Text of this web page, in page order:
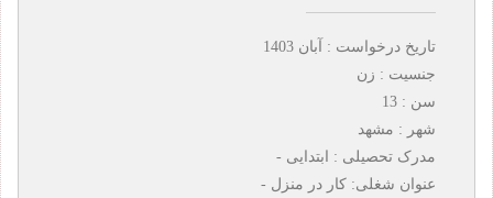
تاریخ درخواست : آبان 1403
جنسیت : زن
سن : 13
شهر : مشهد
مدرک تحصیلی : ابتدایی -
عنوان شغلی: کار در منزل -